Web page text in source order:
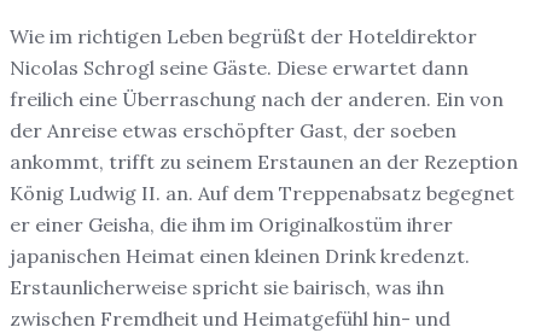
Wie im richtigen Leben begrüßt der Hoteldirektor
Nicolas Schrogl seine Gäste. Diese erwartet dann
freilich eine Überraschung nach der anderen. Ein von
der Anreise etwas erschöpfter Gast, der soeben
ankommt, trifft zu seinem Erstaunen an der Rezeption
König Ludwig II. an. Auf dem Treppenabsatz begegnet
er einer Geisha, die ihm im Originalkostüm ihrer
japanischen Heimat einen kleinen Drink kredenzt.
Erstaunlicherweise spricht sie bairisch, was ihn
zwischen Fremdheit und Heimatgefühl hin- und